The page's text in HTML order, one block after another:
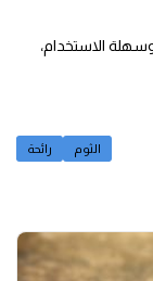
الاستخدام،
رائحة الثوم